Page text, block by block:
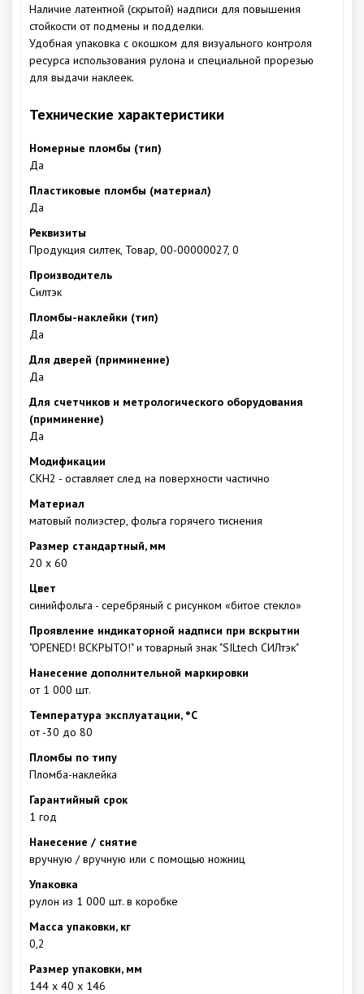
Наличие латентной (скрытой) надписи для повышения
стойкости от подмены и подделки.
Удобная упаковка с окошком для визуального контроля
ресурса использования рулона и специальной прорезью
для выдачи наклеек.
Технические характеристики
Номерные пломбы (тип)
Да
Пластиковые пломбы (материал)
Да
Реквизиты
Продукция силтек, Товар, 00-00000027, 0
Производитель
Силтэк
Пломбы-наклейки (тип)
Да
Для дверей (приминение)
Да
Для счетчиков и метрологического оборудования
(приминение)
Да
Модификации
СКН2 - оставляет след на поверхности частично
Материал
матовый полиэстер, фольга горячего тиснения
Размер стандартный, мм
20 х 60
Цвет
синийфольга - серебряный с рисунком «битое стекло»
Проявление индикаторной надписи при вскрытии
"OPENED! ВСКРЫТО!" и товарный знак "SILtech СИЛтэк"
Нанесение дополнительной маркировки
от 1 000 шт.
Температура эксплуатации, °С
от -30 до 80
Пломбы по типу
Пломба-наклейка
Гарантийный срок
1 год
Нанесение / снятие
вручную / вручную или с помощью ножниц
Упаковка
рулон из 1 000 шт. в коробке
Масса упаковки, кг
0,2
Размер упаковки, мм
144 х 40 х 146